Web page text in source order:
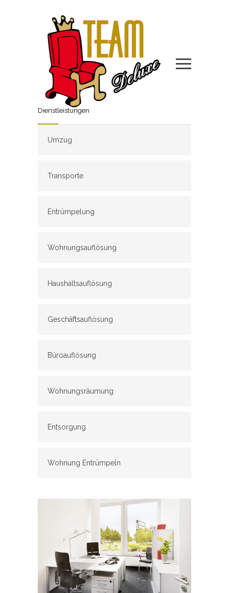
Dienstleistungen
Umzug
Transporte
Entrümpelung
Wohnungsauflösung
Haushaltsauflösung
Geschäftsauflösung
Büroauflösung
Wohnungsräumung
Entsorgung
Wohnung Entrümpeln